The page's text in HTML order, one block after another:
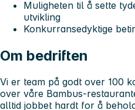
Muligheten til å sette
utvikling
Konkurransedyktige
Om bedriften
Vi er team på godt over 100
over våre Bambus-
alltid jobbet hardt for å